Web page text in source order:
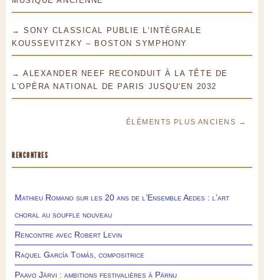
→ SONY CLASSICAL PUBLIE L'INTÉGRALE
KOUSSEVITZKY – BOSTON SYMPHONY
→ ALEXANDER NEEF RECONDUIT À LA TÊTE DE
L'OPÉRA NATIONAL DE PARIS JUSQU'EN 2032
ÉLÉMENTS PLUS ANCIENS →
RENCONTRES
Mathieu Romano sur les 20 ans de l’Ensemble Aedes : l’art
choral au souffle nouveau
Rencontre avec Robert Levin
Raquel García Tomás, compositrice
Paavo Järvi : ambitions festivalières à Pärnu